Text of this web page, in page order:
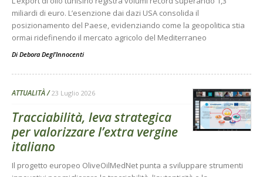
miliardi di euro. L’esenzione dai dazi USA consolida il
posizionamento del Paese, evidenziando come la geopolitica stia
ormai ridefinendo il mercato agricolo del Mediterraneo
Di Debora Degl’Innocenti
ATTUALITÀ 23 Luglio 2026
Tracciabilità, leva strategica
per valorizzare l’extra vergine
italiano
Il progetto europeo OliveOilMedNet punta a sviluppare strumenti